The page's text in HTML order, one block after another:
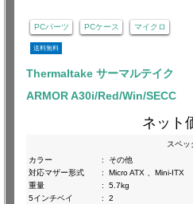
PCパーツ PCケース マイクロ
送料無料
Thermaltake サーマルテイク
ARMOR A30i/Red/Win/SECC
ネット
スペッ
カラー
:
その他
対応マザー形式
:
Micro ATX 、Mini-ITX
重量
:
5.7kg
5インチベイ
:
2